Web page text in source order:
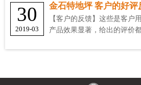
30
2019-03
金石特地坪 客户的好评
【客户的反馈】这些是客户
产品效果显著，给出的评价